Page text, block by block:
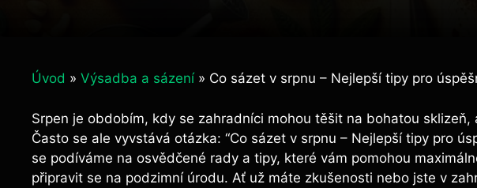
Úvod » Výsadba a sázení » Co sázet v srpnu – Nejlepší tipy pro
Srpen‍ je obdobím, kdy se zahradníci mohou těšit ⁢na bohatou
Často se ‍ale ⁣vyvstává otázka: ‍“Co ​sázet v srpnu⁣ – Nejlepší tipy ⁣pro
‌se podíváme na osvědčené rady ⁣a tipy, které vám pomohou
připravit se na podzimní úrodu. Ať už máte zkušenosti nebo jste v